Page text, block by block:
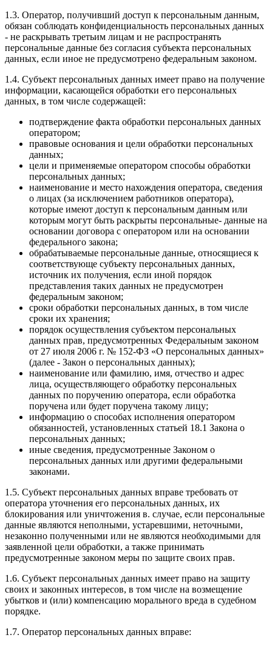
1.3. Оператор, получивший доступ к персональным данным,
обязан соблюдать конфиденциальность персональных данных
- не раскрывать третьим лицам и не распространять
персональные данные без согласия субъекта персональных
данных, если иное не предусмотрено федеральным законом.
1.4. Субъект персональных данных имеет право на получение
информации, касающейся обработки его персональных
данных, в том числе содержащей:
подтверждение факта обработки персональных данных
оператором;
правовые основания и цели обработки персональных
данных;
цели и применяемые оператором способы обработки
персональных данных;
наименование и место нахождения оператора, сведения
о лицах (за исключением работников оператора),
которые имеют доступ к персональным данным или
которым могут быть раскрыты персональные- данные на
основании договора с оператором или на основании
федерального закона;
обрабатываемые персональные данные, относящиеся к
соответствующе субъекту персональных данных,
источник их получения, если иной порядок
представления таких данных не предусмотрен
федеральным законом;
сроки обработки персональных данных, в том числе
сроки их хранения;
порядок осуществления субъектом персональных
данных прав, предусмотренных Федеральным законом
от 27 июля 2006 г. № 152-ФЗ «О персональных данных»
(далее - Закон о персональных данных);
наименование или фамилию, имя, отчество и адрес
лица, осуществляющего обработку персональных
данных по поручению оператора, если обработка
поручена или будет поручена такому лицу;
информацию о способах исполнения оператором
обязанностей, установленных статьей 18.1 Закона о
персональных данных;
иные сведения, предусмотренные Законом о
персональных данных или другими федеральными
законами.
1.5. Субъект персональных данных вправе требовать от
оператора уточнения его персональных данных, их
блокирования или уничтожения в. случае, если персональные
данные являются неполными, устаревшими, неточными,
незаконно полученными или не являются необходимыми для
заявленной цели обработки, а также принимать
предусмотренные законом меры по защите своих прав.
1.6. Субъект персональных данных имеет право на защиту
своих и законных интересов, в том числе на возмещение
убытков и (или) компенсацию морального вреда в судебном
порядке.
1.7. Оператор персональных данных вправе: